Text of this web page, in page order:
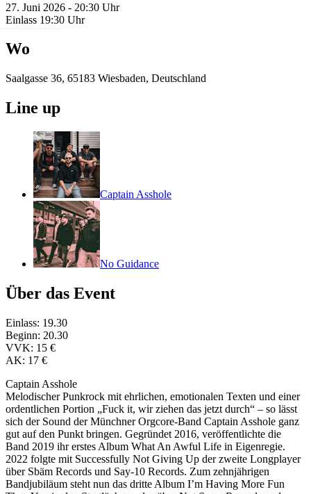
27. Juni 2026 - 20:30 Uhr
Einlass 19:30 Uhr
Wo
Saalgasse 36, 65183 Wiesbaden, Deutschland
Line up
Captain Asshole
No Guidance
Über das Event
Einlass: 19.30
Beginn: 20.30
VVK: 15 €
AK: 17 €
Captain Asshole
Melodischer Punkrock mit ehrlichen, emotionalen Texten und einer
ordentlichen Portion „Fuck it, wir ziehen das jetzt durch“ – so lässt
sich der Sound der Münchner Orgcore-Band Captain Asshole ganz
gut auf den Punkt bringen. Gegründet 2016, veröffentlichte die
Band 2019 ihr erstes Album What An Awful Life in Eigenregie.
2022 folgte mit Successfully Not Giving Up der zweite Longplayer
über Sbäm Records und Say-10 Records. Zum zehnjährigen
Bandjubiläum steht nun das dritte Album I’m Having More Fun